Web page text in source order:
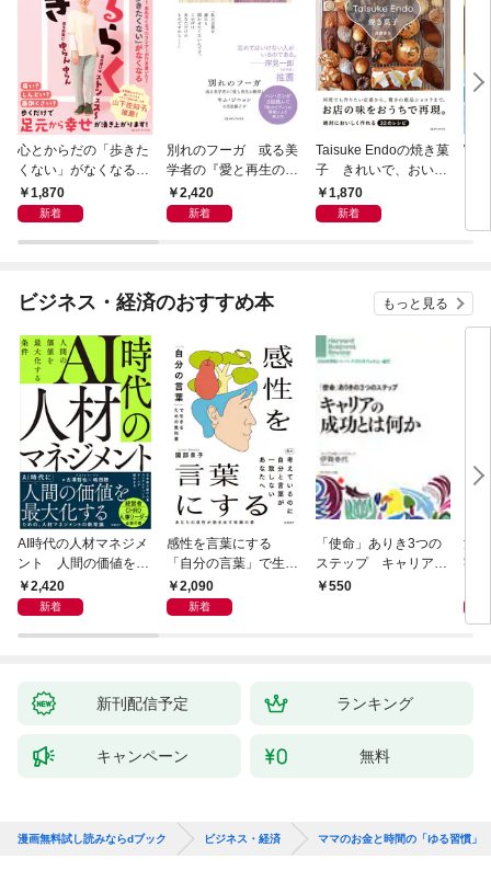
心とからだの「歩きた
くない」がなくなる
らせん流 ゆるらく歩
き
1,870
新着
別れのフーガ 或る美
学者の『愛と再生の断
章』2,420
新着
Taisuke Endoの焼き菓
子 きれいで、おいし
く、ナチュラルに
1,870
新着
ビジネス・経済のおすすめ本 もっと見る
AI時代の人材マネジメ
ント 人間の価値を最
大化する条件
2,420
新着
感性を言葉にする
「自分の言葉」で生き
るための教科書
2,090
新着
「使命」ありき3つの
ステップ キャリアの
成功とは何か
550
決
字
「
ト」
新刊配信予定 ランキング
キャンペーン 無料
漫画無料試し読みならdブック ビジネス・経済 ママのお金と時間の「ゆる習慣